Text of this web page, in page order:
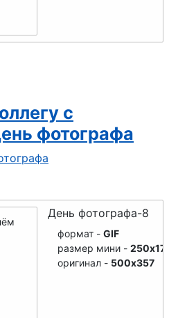
с
фотографа
День фотографа-8
формат - GIF
размер мини - 250x179
оригинал - 500x357